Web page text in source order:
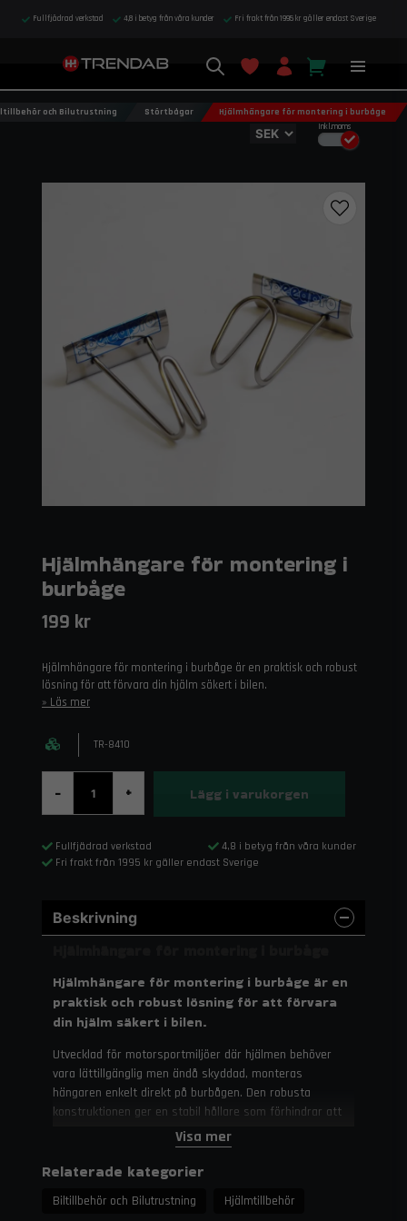
Fullfjädrad verkstad 4,8 i betyg från våra kunder Fri frakt från 1995 kr gäller endast Sverige
Inkl.moms
och Bilutrustning Störtbågar Hjälmhängare för montering i burbåge
Hjälmhängare för montering i
burbåge
199 kr
Hjälmhängare för montering i burbåge är en praktisk och robust
lösning för att förvara din hjälm säkert i bilen.
Läs mer
TR-8410
- + Lägg i varukorgen
Fullfjädrad verkstad
4,8 i betyg från våra kunder
Fri frakt från 1995 kr gäller endast Sverige
Beskrivning
Hjälmhängare för montering i burbåge är en
praktisk och robust lösning för att förvara
din hjälm säkert i bilen.
Utvecklad för motorsportmiljöer där hjälmen behöver
vara lättillgänglig men ändå skyddad, monteras
hängaren enkelt direkt på burbågen. Den robusta
konstruktionen ger en stabil hållare som förhindrar att
hjälmen skadas eller rullar runt i bilen.
Specifikationer
Montering:Direkt på burbåge
Visa mer
Relaterade kategorier
Biltillbehör och Bilutrustning
Hjälmtillbehör